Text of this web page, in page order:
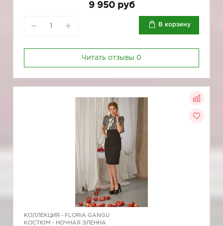
9 950 руб
В корзину
Читать отзывы 0
КОЛЛЕКЦИЯ - FLORIA GANGU
КОСТЮМ - НОЧНАЯ ЭЛЕННА